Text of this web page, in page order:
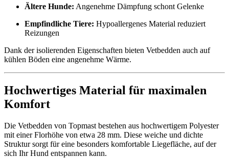
Ältere Hunde: Angenehme Dämpfung schont Gelenke
Empfindliche Tiere: Hypoallergenes Material reduziert
Reizungen
Dank der isolierenden Eigenschaften bieten Vetbedden auch auf
kühlen Böden eine angenehme Wärme.
Hochwertiges Material für maximalen
Komfort
Die Vetbedden von Topmast bestehen aus hochwertigem Polyester
mit einer Florhöhe von etwa 28 mm. Diese weiche und dichte
Struktur sorgt für eine besonders komfortable Liegefläche, auf der
sich Ihr Hund entspannen kann.